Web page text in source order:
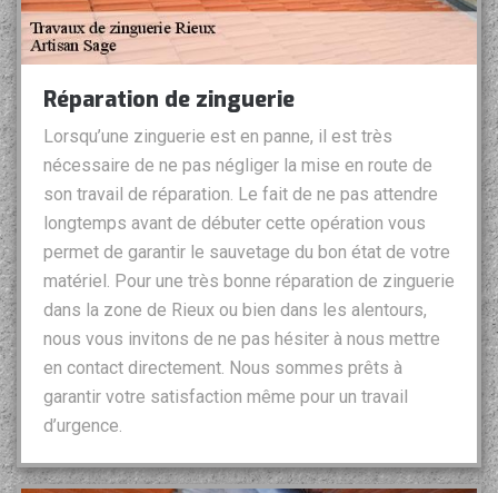
Réparation de zinguerie
Lorsqu’une zinguerie est en panne, il est très
nécessaire de ne pas négliger la mise en route de
son travail de réparation. Le fait de ne pas attendre
longtemps avant de débuter cette opération vous
permet de garantir le sauvetage du bon état de votre
matériel. Pour une très bonne réparation de zinguerie
dans la zone de Rieux ou bien dans les alentours,
nous vous invitons de ne pas hésiter à nous mettre
en contact directement. Nous sommes prêts à
garantir votre satisfaction même pour un travail
d’urgence.